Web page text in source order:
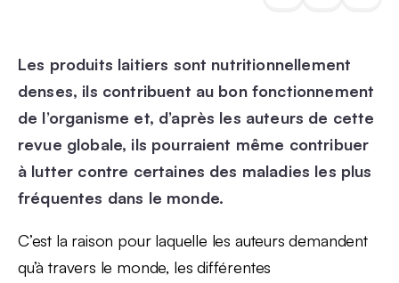
Les produits laitiers sont nutritionnellement
denses, ils contribuent au bon fonctionnement
de l’organisme et, d’après les auteurs de cette
revue globale, ils pourraient même contribuer
à lutter contre certaines des maladies les plus
fréquentes dans le monde.
C’est la raison pour laquelle les auteurs demandent
qu’à travers le monde, les différentes